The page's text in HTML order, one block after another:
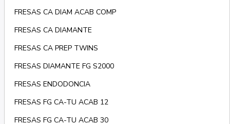
FRESAS CA DIAM ACAB COMP
FRESAS CA DIAMANTE
FRESAS CA PREP TWINS
FRESAS DIAMANTE FG S2000
FRESAS ENDODONCIA
FRESAS FG CA-TU ACAB 12
FRESAS FG CA-TU ACAB 30